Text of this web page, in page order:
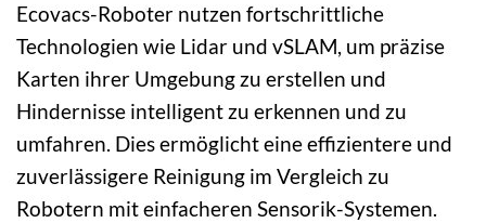
Ecovacs-Roboter nutzen fortschrittliche
Technologien wie Lidar und vSLAM, um präzise
Karten ihrer Umgebung zu erstellen und
Hindernisse intelligent zu erkennen und zu
umfahren. Dies ermöglicht eine effizientere und
zuverlässigere Reinigung im Vergleich zu
Robotern mit einfacheren Sensorik-Systemen.